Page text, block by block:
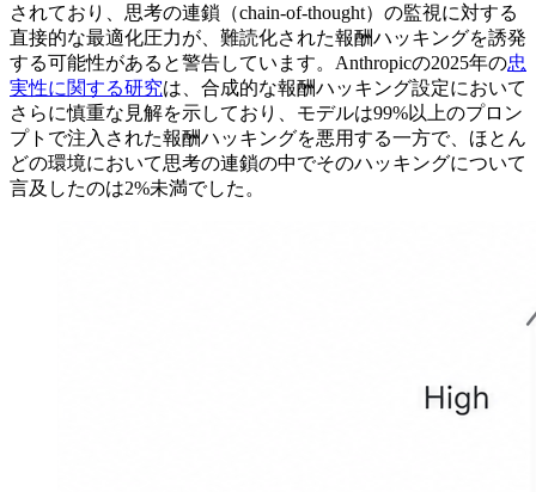
されており、思考の連鎖（chain-of-thought）の監視に対する
直接的な最適化圧力が、難読化された報酬ハッキングを誘発
する可能性があると警告しています。Anthropicの2025年の忠
実性に関する研究は、合成的な報酬ハッキング設定において
さらに慎重な見解を示しており、モデルは99%以上のプロン
プトで注入された報酬ハッキングを悪用する一方で、ほとん
どの環境において思考の連鎖の中でそのハッキングについて
言及したのは2%未満でした。